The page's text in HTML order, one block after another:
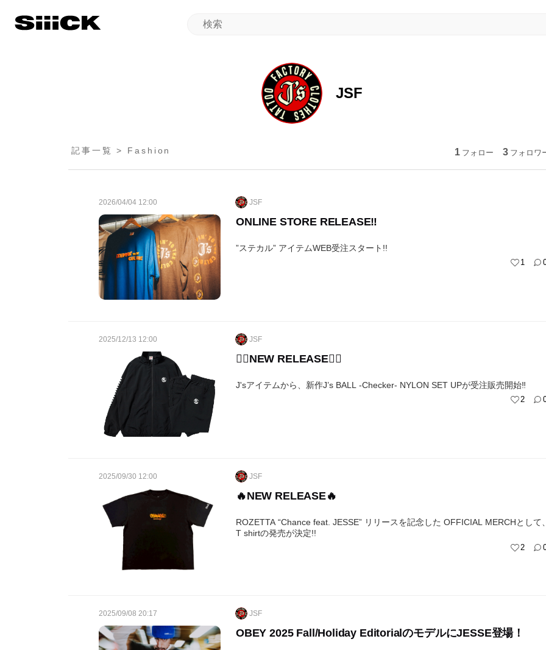
JSF
記事一覧 > Fashion 3 フォロワ
1 フォロー
2026/04/04 12:00 JSF
ONLINE STORE RELEASE‼️
”ステカル” アイテムWEB受注スタート!!
1
2025/12/13 12:00 JSF
❤️‍🔥NEW RELEASE❤️‍🔥
J'sアイテムから、新作J’s BALL -Checker- NYLON SET UPが受注販売開始‼︎
2
2025/09/30 12:00 JSF
🔥NEW RELEASE🔥
ROZETTA “Chance feat. JESSE” リリースを記念した OFFICIAL MERCHとして、
T shirtの発売が決定!!
2
2025/09/08 20:17 JSF
OBEY 2025 Fall/Holiday EditorialのモデルにJESSE登場！